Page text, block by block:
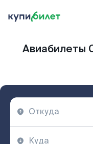
Авиабилеты